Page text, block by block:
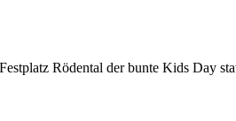
Rödental der bunte Kids Day